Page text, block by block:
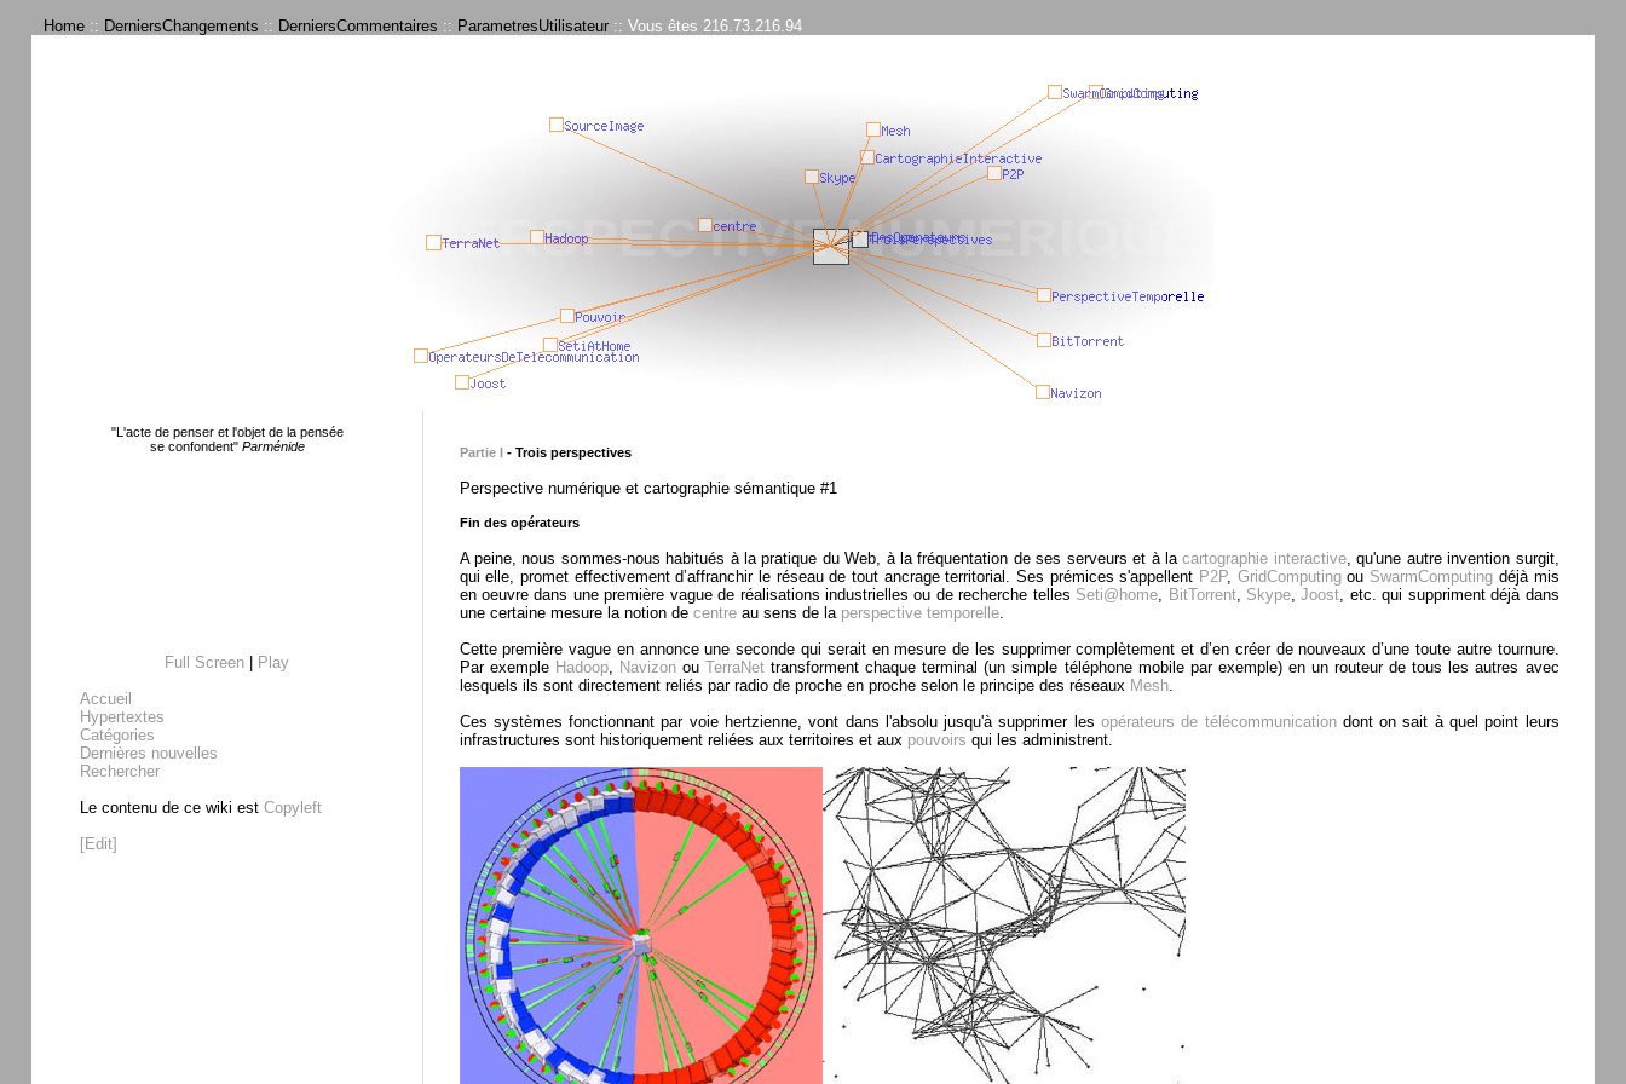
Home :: DerniersChangements :: DerniersCommentaires :: ParametresUtilisateur :: Vous êtes 216.73.216.94
"L'acte de penser et l'objet de la pensée
se confondent"Parménide
Full Screen
Play
Accueil
Hypertextes
Catégories
Dernières nouvelles
Rechercher
Le contenu de ce wiki est Copyleft
[Edit]
Partie I- Trois perspectives
Perspective numérique et cartographie sémantique #1
Fin des opérateurs
A peine, nous sommes-nous habitués à la pratique du Web, à la fréquentation de ses serveurs et à lacartographie interactive, qu'une autre invention surgit,
qui elle, promet effectivement d’affranchir le réseau de tout ancrage territorial. Ses prémices s'appellent P2P, GridComputingou SwarmComputing déjà mis
en oeuvre dans une première vague de réalisations industrielles ou de recherche telles Seti@home, BitTorrent, Skype,Joost, etc. qui suppriment déjà dans
une certaine mesure la notion de centreau sens de la perspective temporelle.
Cette première vague en annonce une seconde qui serait en mesure de les supprimer complètement et d’en créer de nouveaux d’une toute autre tournure.
Par exemple Hadoop, Navizonou TerraNettransforment chaque terminal (un simple téléphone mobile par exemple) en un routeur de tous les autres avec
lesquels ils sont directement reliés par radio de proche en proche selon le principe des réseaux Mesh.
Ces systèmes fonctionnant par voie hertzienne, vont dans l'absolu jusqu'à supprimer les opérateurs de télécommunicationdont on sait à quel point leurs
infrastructures sont historiquement reliées aux territoires et aux pouvoirs qui les administrent.